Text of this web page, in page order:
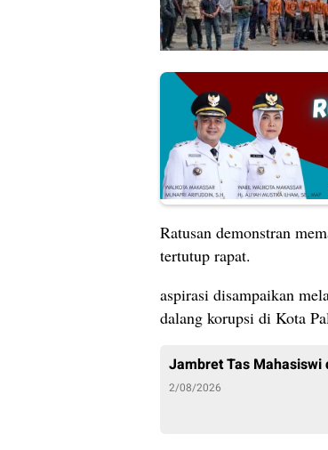
Ratusan demonstran
tertutup rapat.
aspirasi disampaikan
dalang korupsi di Kota
Jambret Tas Mahasiswi
2/08/2026